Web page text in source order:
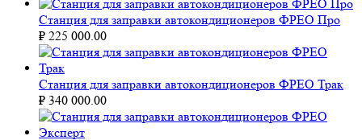
Станция для заправки автокондиционеров ФРЕО Про
₽ 225 000.00
Станция для заправки автокондиционеров ФРЕО Трак
₽ 340 000.00